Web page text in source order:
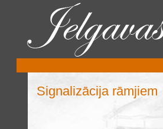
Signalizācija rāmjiem